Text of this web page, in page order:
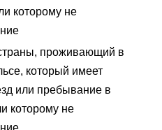
которому не
проживающий в
который имеет
или пребывание в
которому не